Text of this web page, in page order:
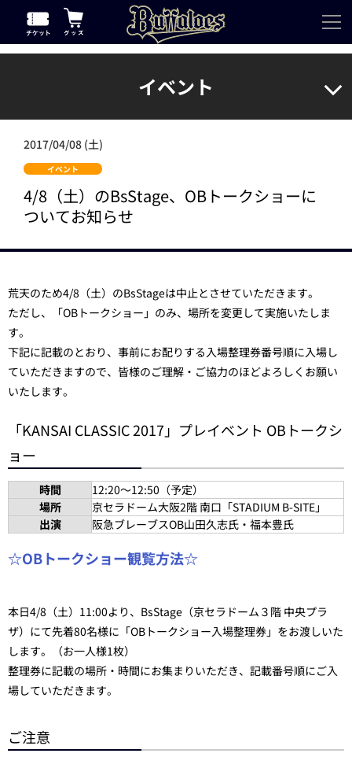
イベント
2017/04/08 (土)
イベント
4/8（土）のBsStage、OBトークショーに
ついてお知らせ
荒天のため4/8（土）のBsStageは中止とさせていただきます。
ただし、「OBトークショー」のみ、場所を変更して実施いたしま
す。
下記に記載のとおり、事前にお配りする入場整理券番号順に入場し
ていただきますので、皆様のご理解・ご協力のほどよろしくお願い
いたします。
「KANSAI CLASSIC 2017」プレイベント OBトークシ
ョー
時間
12:20～12:50（予定）
場所
京セラドーム大阪2階 南口「STADIUM B-SITE」
出演
阪急ブレーブスOB山田久志氏・福本豊氏
☆OBトークショー観覧方法☆
本日4/8（土）11:00より、BsStage（京セラドーム３階 中央プラ
ザ）にて先着80名様に「OBトークショー入場整理券」をお渡しいた
します。（お一人様1枚）
整理券に記載の場所・時間にお集まりいただき、記載番号順にご入
場していただきます。
ご注意